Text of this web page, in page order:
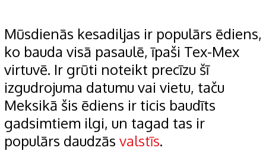
Mūsdienās kesadiljas ir populārs ēdiens,
ko bauda visā pasaulē, īpaši Tex-Mex
virtuvē. Ir grūti noteikt precīzu šī
izgudrojuma datumu vai vietu, taču
Meksikā šis ēdiens ir ticis baudīts
gadsimtiem ilgi, un tagad tas ir
populārs daudzās valstīs.